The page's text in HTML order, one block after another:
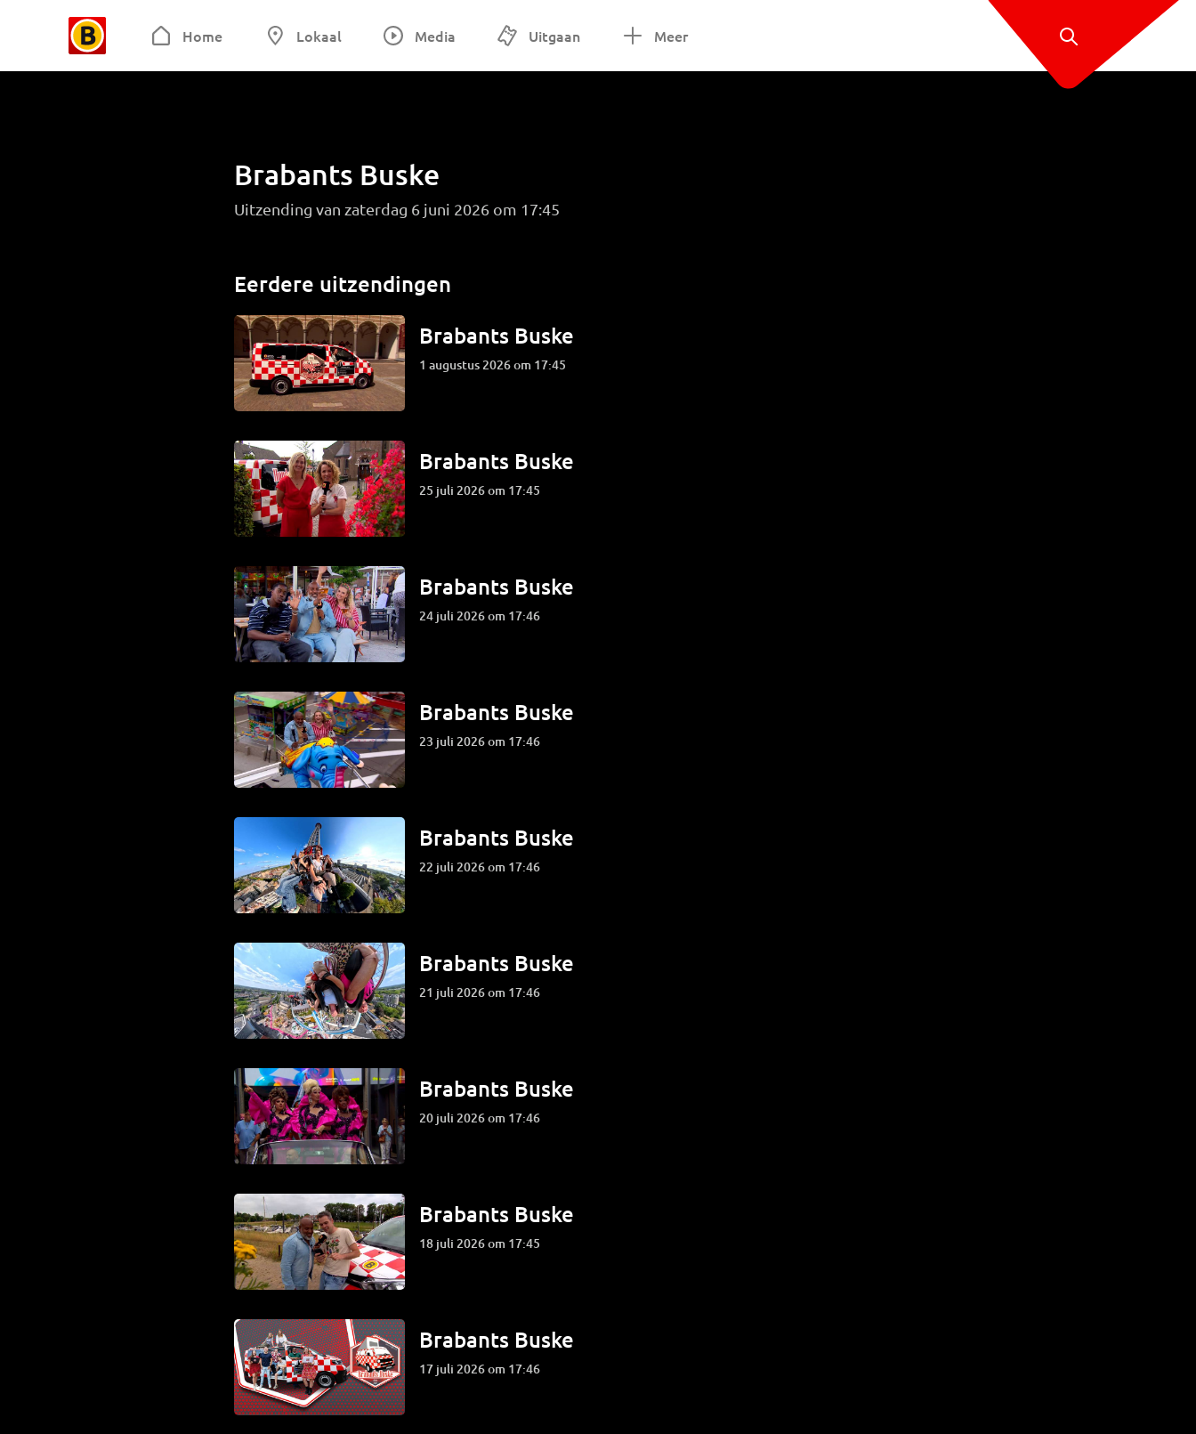
Home Lokaal Media Uitgaan Meer
Brabants Buske
Uitzending van zaterdag 6 juni 2026 om 17:45
Eerdere uitzendingen
Brabants Buske
1 augustus 2026 om 17:45
Brabants Buske
25 juli 2026 om 17:45
Brabants Buske
24 juli 2026 om 17:46
Brabants Buske
23 juli 2026 om 17:46
Brabants Buske
22 juli 2026 om 17:46
Brabants Buske
21 juli 2026 om 17:46
Brabants Buske
20 juli 2026 om 17:46
Brabants Buske
18 juli 2026 om 17:45
Brabants Buske
17 juli 2026 om 17:46